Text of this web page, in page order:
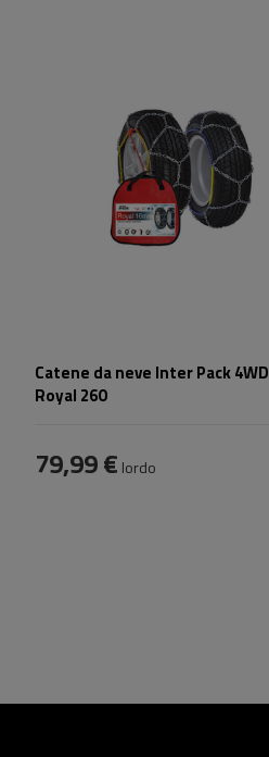
Catene da neve Inter Pack 4WD
Royal 260
79,99 € lordo
ÖNORM V5117